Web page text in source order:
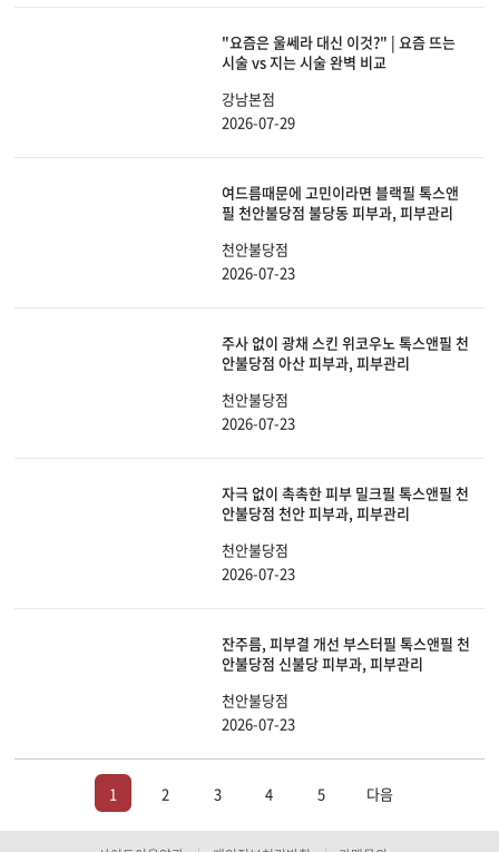
"요즘은 울쎄라 대신 이것?" | 요즘 뜨는
시술 vs 지는 시술 완벽 비교
강남본점
2026-07-29
여드름때문에 고민이라면 블랙필 톡스앤
필 천안불당점 불당동 피부과, 피부관리
천안불당점
2026-07-23
주사 없이 광채 스킨 위코우노 톡스앤필 천
안불당점 아산 피부과, 피부관리
천안불당점
2026-07-23
자극 없이 촉촉한 피부 밀크필 톡스앤필 천
안불당점 천안 피부과, 피부관리
천안불당점
2026-07-23
잔주름, 피부결 개선 부스터필 톡스앤필 천
안불당점 신불당 피부과, 피부관리
천안불당점
2026-07-23
1 2 3 4 5 다음